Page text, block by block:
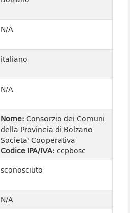
N/A
italiano
N/A
Nome: Consorzio dei Comuni
della Provincia di Bolzano
Societa' Cooperativa
Codice IPA/IVA: ccpbosc
sconosciuto
N/A